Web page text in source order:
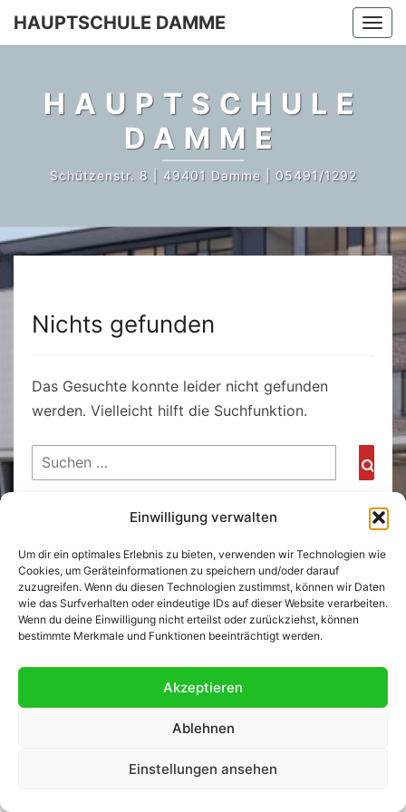
Einwilligung verwalten
Um dir ein optimales Erlebnis zu bieten, verwenden wir Technologien wie
Cookies, um Geräteinformationen zu speichern und/oder darauf
zuzugreifen. Wenn du diesen Technologien zustimmst, können wir Daten
wie das Surfverhalten oder eindeutige IDs auf dieser Website verarbeiten.
Wenn du deine Einwilligung nicht erteilst oder zurückziehst, können
bestimmte Merkmale und Funktionen beeinträchtigt werden.
Akzeptieren
Ablehnen
Einstellungen ansehen
Skip
HAUPTSCHULE DAMME
HAUPTSCHULE
DAMME
Schützenstr. 8 | 49401 Damme | 05491/1292
Nichts
Nichts gefunden
Das Gesuchte konnte leider nicht gefunden
werden. Vielleicht hilft die Suchfunktion.
Suchen
nach:
Stolz präsentiert vonWordPress
Theme: